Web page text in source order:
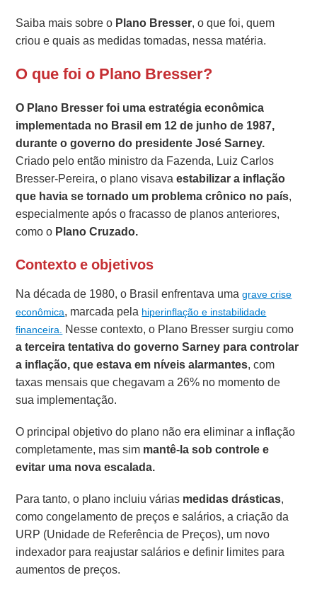
Saiba mais sobre o Plano Bresser, o que foi, quem
criou e quais as medidas tomadas, nessa matéria.
O que foi o Plano Bresser?
O Plano Bresser foi umaestratégia econômica
implementada no Brasil em 12 de junho de 1987,
durante o governo do presidente José Sarney.
Criado pelo então ministro da Fazenda, Luiz Carlos
Bresser-Pereira, o plano visavaestabilizar a inflação
que havia se tornado um problema crônico no país,
especialmente após o fracasso de planos anteriores,
como o Plano Cruzado.
Contexto e objetivos
Na década de 1980, o Brasil enfrentava umagrave crise
econômica, marcada pela hiperinflação e instabilidade
financeira. Nesse contexto, o Plano Bresser surgiu como
a terceira tentativa do governo Sarney para controlar
a inflação, que estava em níveis alarmantes, com
taxas mensais que chegavam a 26% no momento de
sua implementação.
O principal objetivo do plano não era eliminar a inflação
completamente, mas sim mantê-la sob controle e
evitar uma nova escalada.
Para tanto, o plano incluiu várias medidas drásticas,
como congelamento de preços e salários, a criação da
URP (Unidade de Referência de Preços), um novo
indexador para reajustar salários e definir limites para
aumentos de preços.